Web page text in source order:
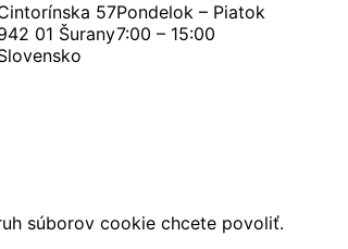
57
01 Šurany
Pondelok – Piatok
7:00 – 15:00
súborov cookie chcete povoliť.